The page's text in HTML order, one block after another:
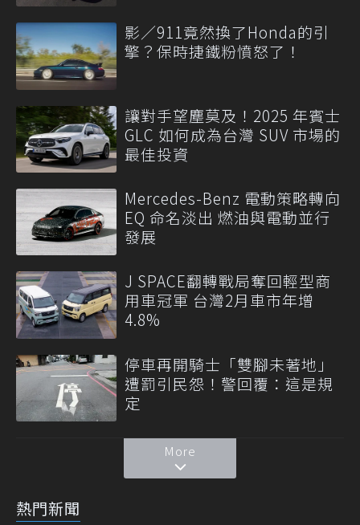
影／911竟然換了Honda的引
擎？保時捷鐵粉憤怒了！
讓對手望塵莫及！2025 年賓士
GLC 如何成為台灣 SUV 市場的
最佳投資
Mercedes-Benz 電動策略轉向
EQ 命名淡出 燃油與電動並行
發展
J SPACE翻轉戰局奪回輕型商
用車冠軍 台灣2月車市年增
4.8%
停車再開騎士「雙腳未著地」
遭罰引民怨！警回覆：這是規
定
More
熱門新聞